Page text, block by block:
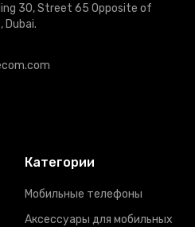
30, Street 65 Opposite of
Dubai.
Категории
Мобильные телефоны
Аксессуары для мобильных